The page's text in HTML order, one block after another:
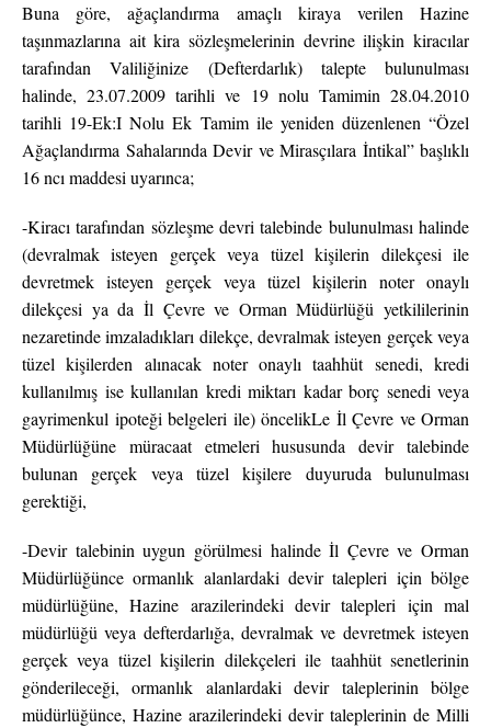
Buna göre, ağaçlandırma amaçlı kiraya verilen Hazine
taşınmazlarına ait kira sözleşmelerinin devrine ilişkin kiracılar
tarafından Valiliğinize (Defterdarlık) talepte bulunulması
halinde, 23.07.2009 tarihli ve 19 nolu Tamimin 28.04.2010
tarihli 19-Ek:I Nolu Ek Tamim ile yeniden düzenlenen “Özel
Ağaçlandırma Sahalarında Devir ve Mirasçılara İntikal” başlıklı
16 ncı maddesi uyarınca;
-Kiracı tarafından sözleşme devri talebinde bulunulması halinde
(devralmak isteyen gerçek veya tüzel kişilerin dilekçesi ile
devretmek isteyen gerçek veya tüzel kişilerin noter onaylı
dilekçesi ya da İl Çevre ve Orman Müdürlüğü yetkililerinin
nezaretinde imzaladıkları dilekçe, devralmak isteyen gerçek veya
tüzel kişilerden alınacak noter onaylı taahhüt senedi, kredi
kullanılmış ise kullanılan kredi miktarı kadar borç senedi veya
gayrimenkul ipoteği belgeleri ile) öncelikLe İl Çevre ve Orman
Müdürlüğüne müracaat etmeleri hususunda devir talebinde
bulunan gerçek veya tüzel kişilere duyuruda bulunulması
gerektiği,
-Devir talebinin uygun görülmesi halinde İl Çevre ve Orman
Müdürlüğünce ormanlık alanlardaki devir talepleri için bölge
müdürlüğüne, Hazine arazilerindeki devir talepleri için mal
müdürlüğü veya defterdarlığa, devralmak ve devretmek isteyen
gerçek veya tüzel kişilerin dilekçeleri ile taahhüt senetlerinin
gönderileceği, ormanlık alanlardaki devir taleplerinin bölge
müdürlüğünce, Hazine arazilerindeki devir taleplerinin de Milli